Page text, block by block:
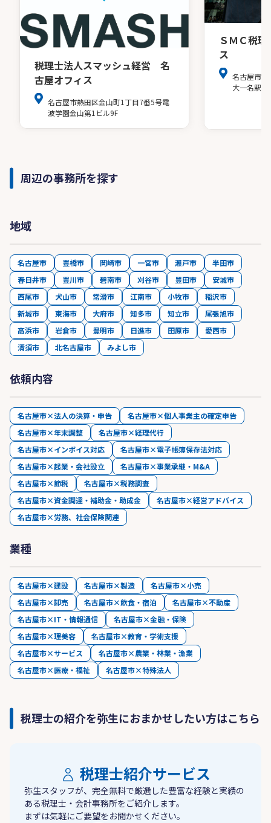
税理士法人スマッシュ経営 名
古屋オフィス
名古屋市熱田区金山町1丁目7番5号電
波学園金山第1ビル9F
ＳＭＣ税
ス
名古屋市中
大一名駅ビ
周辺の事務所を探す
地域
名古屋市 豊橋市 岡崎市 一宮市 瀬戸市
半田市
春日井市
豊川市 碧南市 刈谷市 豊田市
安城市
西尾市
犬山市 常滑市 江南市 小牧市
稲沢市
新城市
東海市 大府市 知多市 知立市
尾張旭市
高浜市
岩倉市 豊明市 日進市 田原市
愛西市
清須市
北名古屋市 みよし市
依頼内容
名古屋市×法人の決算・申告
名古屋市×個人事業主の確定申告
名古屋市×年末調整
名古屋市×経理代行
名古屋市×インボイス対応
名古屋市×電子帳簿保存法対応
名古屋市×起業・会社設立
名古屋市×事業承継・M&A
名古屋市×節税
名古屋市×税務調査
名古屋市×資金調達・補助金・助成金
名古屋市×経営アドバイス
名古屋市×労務、社会保険関連
業種
名古屋市×建設 名古屋市×製造
名古屋市×小売
名古屋市×卸売
名古屋市×飲食・宿泊
名古屋市×不動産
名古屋市×IT・情報通信
名古屋市×金融・保険
名古屋市×理美容
名古屋市×教育・学術支援
名古屋市×サービス
名古屋市×農業・林業・漁業
名古屋市×医療・福祉
名古屋市×特殊法人
税理士の紹介を弥生におまかせしたい方はこちら
税理士紹介サービス
弥生スタッフが、完全無料で厳選した豊富な経験と実績の
ある税理士・会計事務所をご紹介します。
まずは気軽にご要望をお聞かせください。